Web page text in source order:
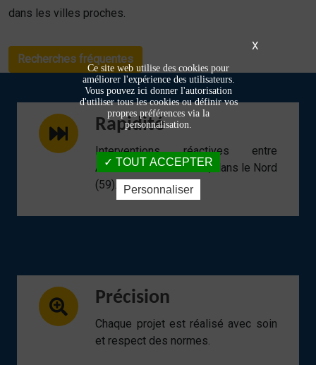
dans les villes proches.
Recherches fréquentes
Rapidité
Interventions réactives entre
Armentières et Lomme, dans le Nord
(59).
Précision
Chaque projet est réalisé avec soin
et respect des normes.
X
Ce site web utilise des cookies pour
améliorer l'expérience des utilisateurs.
Vous pouvez ici donner l'autorisation
d'utiliser tous les cookies ou définir vos
propres préférences via la
personnalisation.
TOUT ACCEPTER
Personnaliser